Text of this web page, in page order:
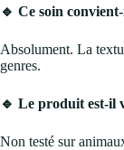
🔹 Ce soin
Absolument. La
genres.
🔹 Le produit est-il
Non testé sur